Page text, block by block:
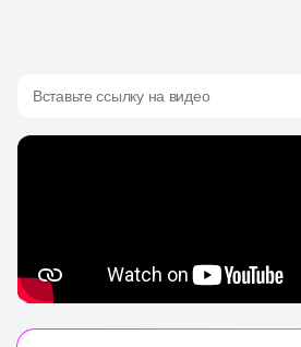
Вставьте ссылку на видео